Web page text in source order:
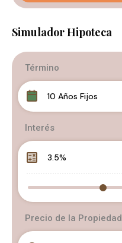
Simulador Hipoteca
Término
10 Años Fijos
Interés
Precio de la Propiedad